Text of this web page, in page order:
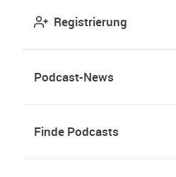
Registrierung
Podcast-News
Finde Podcasts